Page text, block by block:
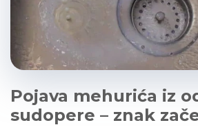
Pojava mehurića iz
sudopere – znak